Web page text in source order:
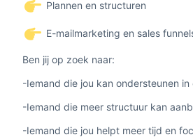
Plannen en structuren
E-mailmarketing en sales
Ben jij op zoek naar:
-Iemand die jou kan ondersteunen
-Iemand die meer structuur kan
-Iemand die jou helpt meer tijd en